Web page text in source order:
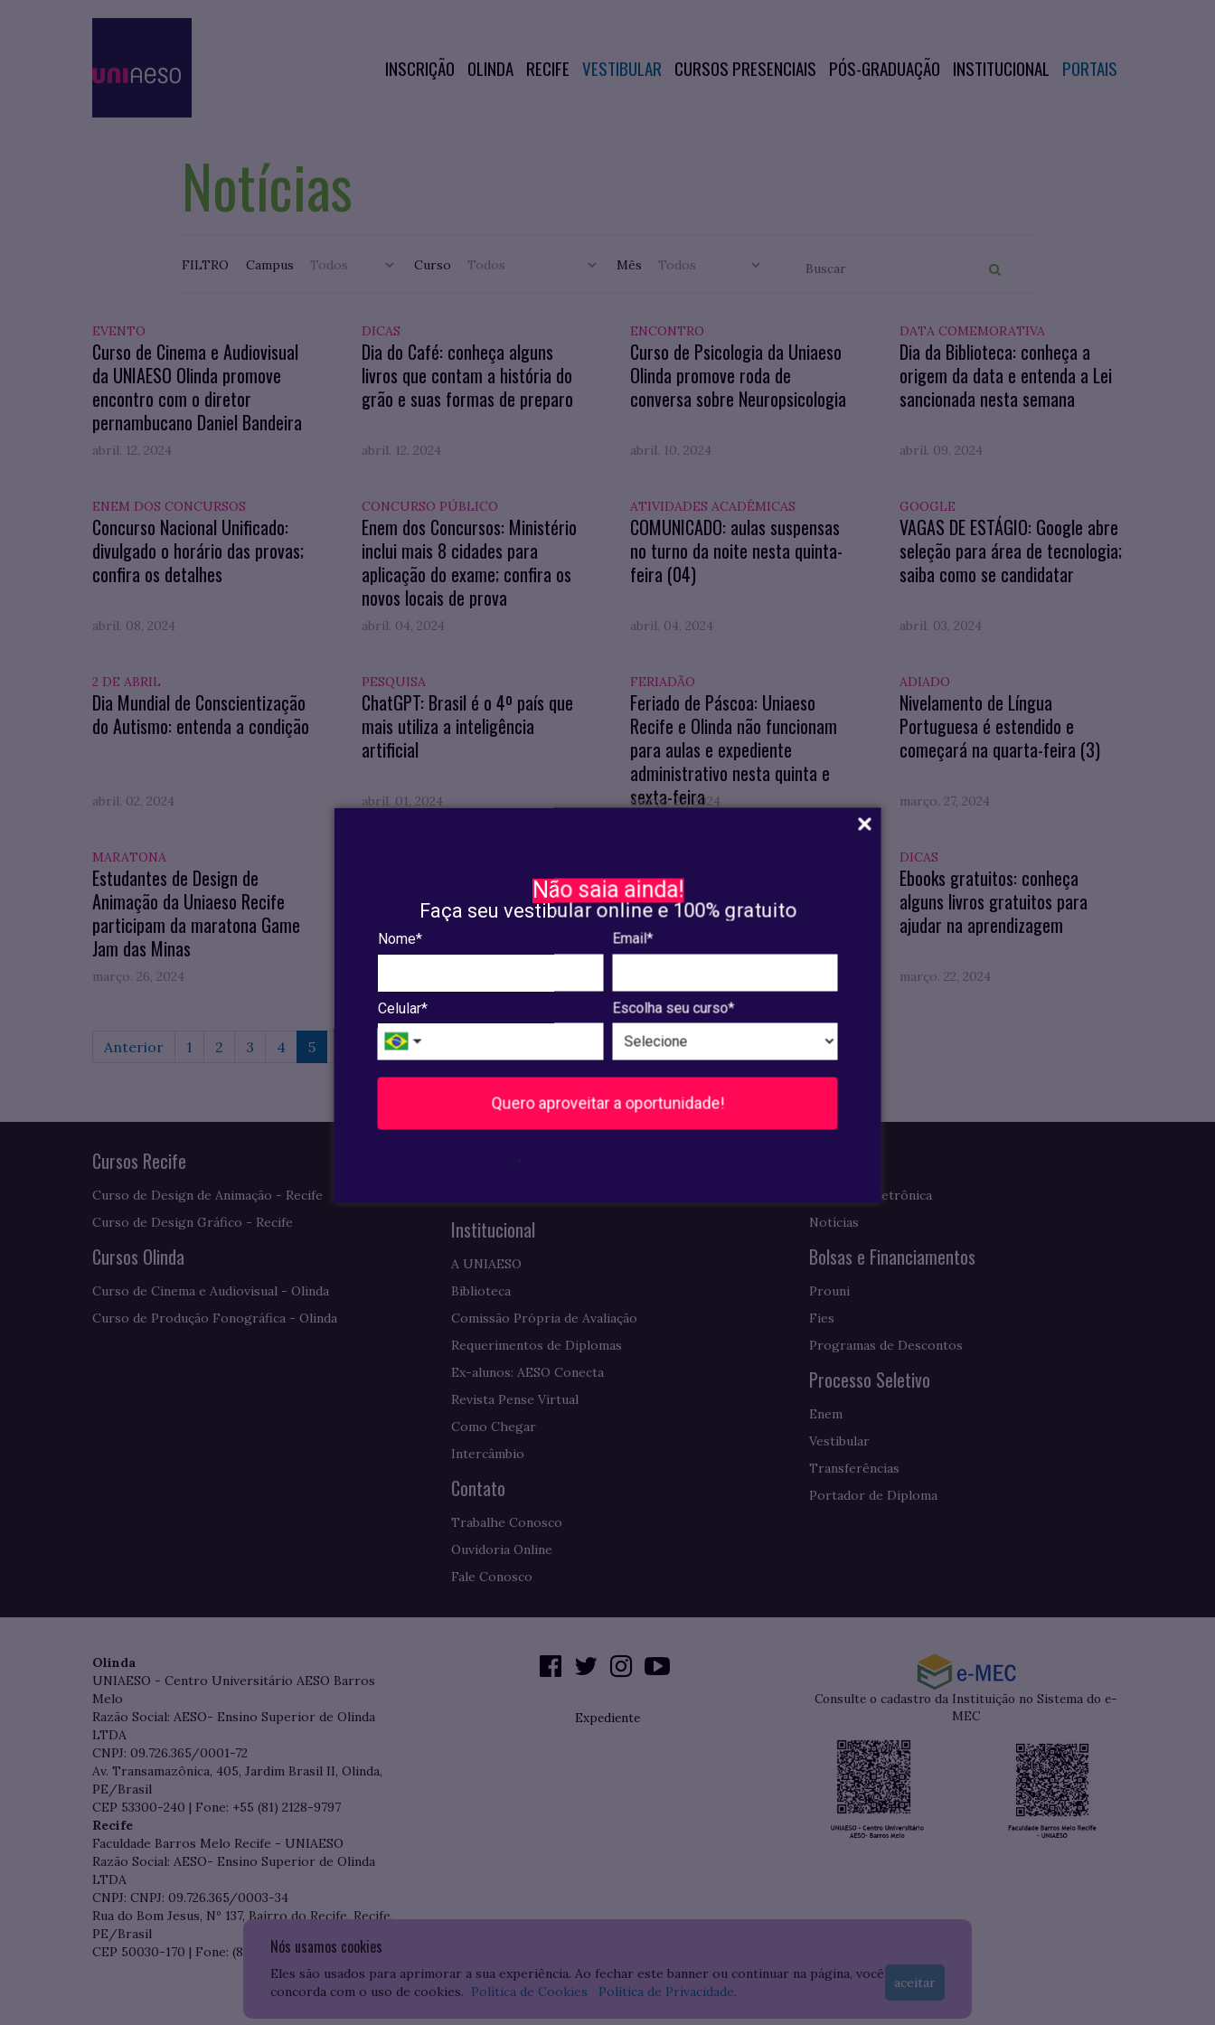
Não saia ainda!
Faça seu vestibular online e 100% gratuito
Nome* Email*
Celular* Escolha seu curso*
Quero aproveitar a oportunidade!
INSCRIÇÃO OLINDA RECIFE VESTIBULAR CURSOS PRESENCIAIS PÓS-GRADUAÇÃO INSTITUCIONAL PORTAIS
Notícias
FILTRO Campus Curso Mês
EVENTO
Curso de Cinema e Audiovisual
da UNIAESO Olinda promove
encontro com o diretor
pernambucano Daniel Bandeira
abril. 12, 2024
DICAS
Dia do Café: conheça alguns
livros que contam a história do
grão e suas formas de preparo
abril. 12, 2024
ENCONTRO
Curso de Psicologia da Uniaeso
Olinda promove roda de
conversa sobre Neuropsicologia
abril. 10, 2024
DATA COMEMORATIVA
Dia da Biblioteca: conheça a
origem da data e entenda a Lei
sancionada nesta semana
abril. 09, 2024
ENEM DOS CONCURSOS
Concurso Nacional Unificado:
divulgado o horário das provas;
confira os detalhes
abril. 08, 2024
CONCURSO PÚBLICO
Enem dos Concursos: Ministério
inclui mais 8 cidades para
aplicação do exame; confira os
novos locais de prova
abril. 04, 2024
ATIVIDADES ACADÊMICAS
COMUNICADO: aulas suspensas
no turno da noite nesta quinta-
feira (04)
abril. 04, 2024
GOOGLE
VAGAS DE ESTÁGIO: Google abre
seleção para área de tecnologia;
saiba como se candidatar
abril. 03, 2024
2 DE ABRIL
Dia Mundial de Conscientização
do Autismo: entenda a condição
abril. 02, 2024
PESQUISA
ChatGPT: Brasil é o 4º país que
mais utiliza a inteligência
artificial
abril. 01, 2024
FERIADÃO
Feriado de Páscoa: Uniaeso
Recife e Olinda não funcionam
para aulas e expediente
administrativo nesta quinta e
sexta-feira
março. 27, 2024
ADIADO
Nivelamento de Língua
Portuguesa é estendido e
começará na quarta-feira (3)
março. 27, 2024
MARATONA
Estudantes de Design de
Animação da Uniaeso Recife
participam da maratona Game
Jam das Minas
março. 26, 2024
Professor da UNIAESO recebe
prêmio de Tese Mirian de Sá
VISUAL LAW: o que é? Descubra
tudo sobre esse recurso
utilizado em processos jurídicos
DICAS
Ebooks gratuitos: conheça
alguns livros gratuitos para
ajudar na aprendizagem
março. 22, 2024
Anterior 1 2 3 4 5 8
Nós usamos cookies
Eles são usados para aprimorar a sua experiência. Ao fechar este banner ou continuar na página, você
concorda com o uso de cookies. Política de Cookies Política de Privacidade.
aceitar
Cursos Recife
Curso de Design de Animação - Recife
Curso de Design Gráfico - Recife
Cursos Olinda
Curso de Cinema e Audiovisual - Olinda
Curso de Produção Fonográfica - Olinda
Pós-Graduação
Institucional
A UNIAESO
Biblioteca
Comissão Própria de Avaliação
Requerimentos de Diplomas
Ex-alunos: AESO Conecta
Revista Pense Virtual
Como Chegar
Intercâmbio
Contato
Trabalhe Conosco
Ouvidoria Online
Fale Conosco
Clipagem Eletrônica
Notícias
Bolsas e Financiamentos
Prouni
Fies
Programas de Descontos
Processo Seletivo
Enem
Vestibular
Transferências
Portador de Diploma
Olinda
UNIAESO - Centro Universitário AESO Barros
Melo
Razão Social: AESO- Ensino Superior de Olinda
LTDA
CNPJ: 09.726.365/0001-72
Av. Transamazônica, 405, Jardim Brasil II, Olinda,
PE/Brasil
CEP 53300-240 | Fone: +55 (81) 2128-9797
Recife
Faculdade Barros Melo Recife - UNIAESO
Razão Social: AESO- Ensino Superior de Olinda
LTDA
CNPJ: CNPJ: 09.726.365/0003-34
Rua do Bom Jesus, Nº 137, Bairro do Recife, Recife,
PE/Brasil
CEP 50030-170 | Fone: (81) 3204-7536
Expediente
Consulte o cadastro da Instituição no Sistema do e-
MEC